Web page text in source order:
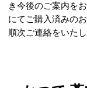
き今後のご案内を
にてご購入済みの
順次ご連絡をいたし